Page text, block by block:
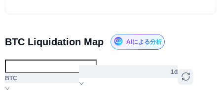
BTC Liquidation Map AIによる分析
BTC
1d